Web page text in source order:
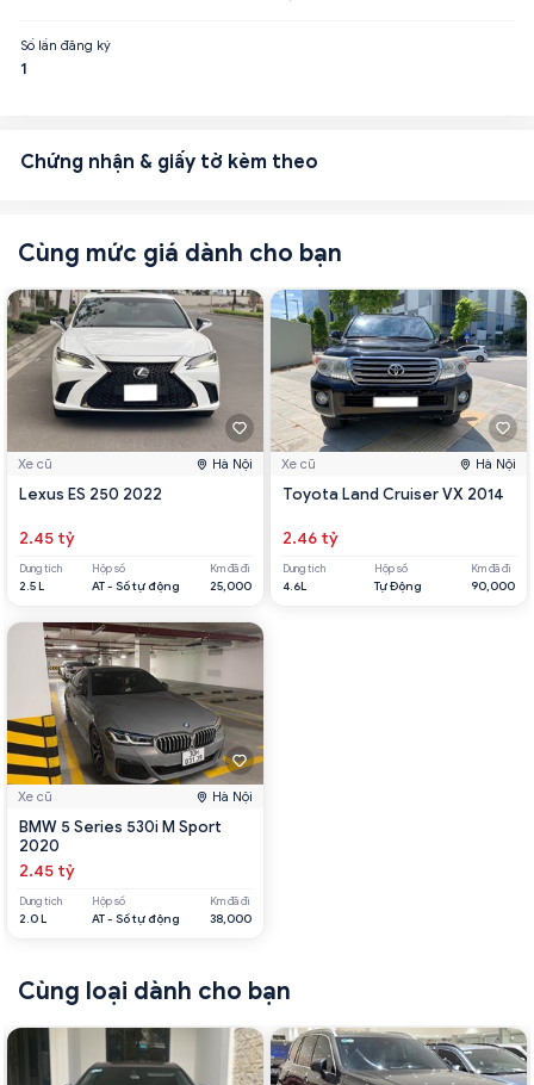
Số lần đăng ký
1
Chứng nhận & giấy tờ kèm theo
Cùng mức giá dành cho bạn
Xe cũ Hà Nội
Lexus ES 250 2022
2.45 tỷ
Dung tích
2.5 L
Hộp số
AT - Số tự động
Km đã đi
25,000
Xe cũ Hà Nội
BMW 5 Series 530i M Sport
2020
2.45 tỷ
Dung tích
2.0 L
Hộp số
AT - Số tự động
Km đã đi
38,000
Xe cũ Hà Nội
Toyota Land Cruiser VX 2014
2.46 tỷ
Dung tích
4.6L
Hộp số
Tự Động
Km đã đi
90,000
Cùng loại dành cho bạn